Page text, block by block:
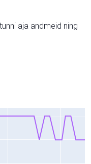
aja andmeid ning